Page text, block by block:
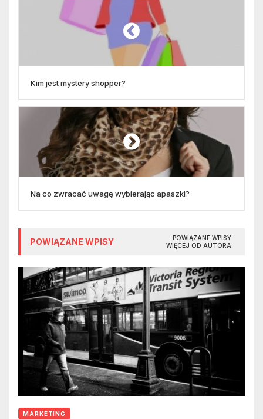
Kim jest mystery shopper?
Na co zwracać uwagę wybierając apaszki?
POWIĄZANE WPISY
POWIĄZANE WPISY
WIĘCEJ OD AUTORA
MARKETING